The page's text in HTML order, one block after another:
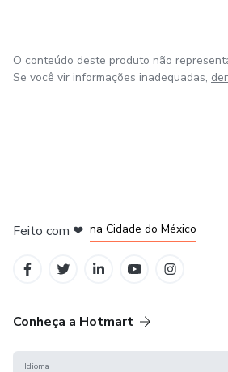
O conteúdo deste produto não
Se você vir informações inadequadas,
Feito com ❤ na Cidade do México
Conheça a Hotmart
Idioma